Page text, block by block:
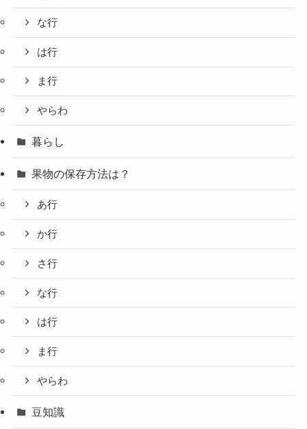
な行
は行
ま行
やらわ
暮らし
果物の保存方法は？
あ行
か行
さ行
な行
は行
ま行
やらわ
豆知識